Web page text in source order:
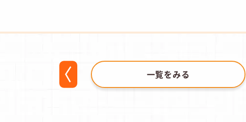
一覧をみる